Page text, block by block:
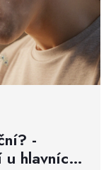
-
hlavních